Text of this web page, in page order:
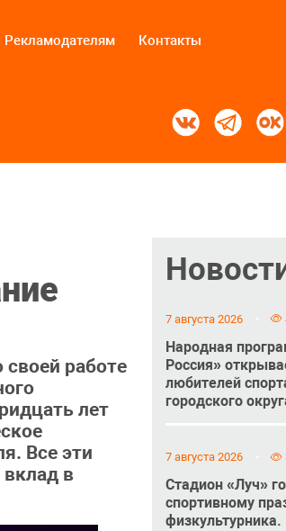
Рекламодателям Контакты
работе
лет
Все эти
в
7 августа 2026
Народная
Россия»
любителей
городского
7 августа 2026
Стадион «Луч»
спортивному
физкультурника.